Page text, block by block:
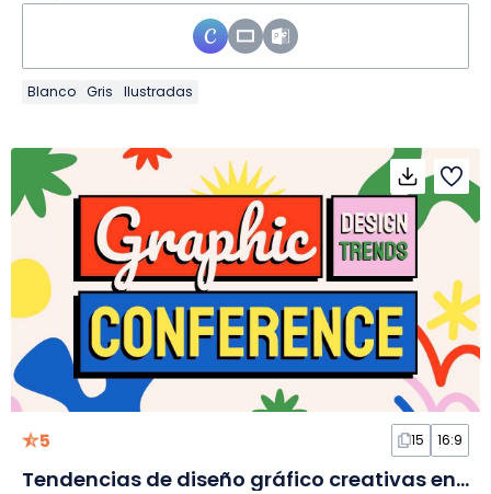
Blanco Gris Ilustradas
5 15 16:9
Tendencias de diseño gráfico creativas en diapositivas